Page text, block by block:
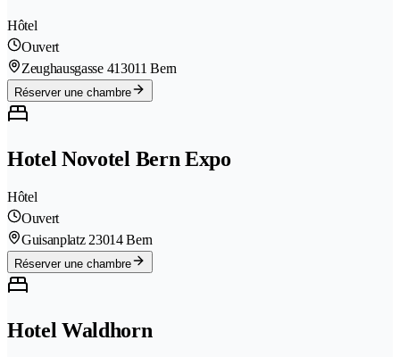
Hôtel
Ouvert
Zeughausgasse 413011 Bern
Réserver une chambre
Hotel Novotel Bern Expo
Hôtel
Ouvert
Guisanplatz 23014 Bern
Réserver une chambre
Hotel Waldhorn